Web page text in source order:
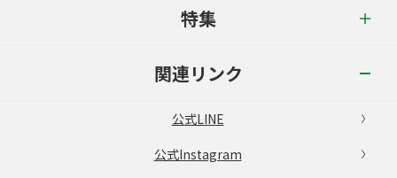
特集
関連リンク
公式LINE
公式Instagram